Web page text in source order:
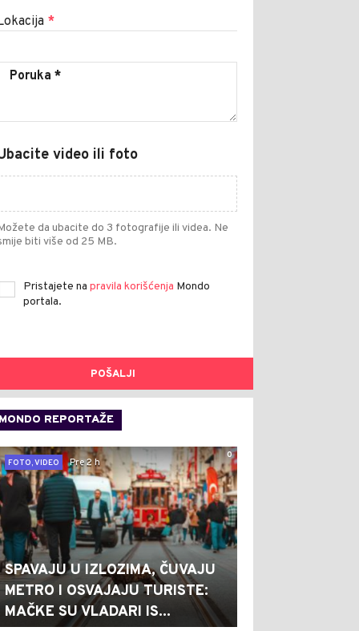
*
video ili foto
da ubacite do 3 fotografije ili videa. Ne
biti više od 25 MB.
Pristajete na pravila korišćenja Mondo
portala.
POŠALJI
MONDO REPORTAŽE
0
FOTO, VIDEO
Pre 2 h
SPAVAJU U IZLOZIMA, ČUVAJU
METRO I OSVAJAJU TURISTE:
MAČKE SU VLADARI IS...